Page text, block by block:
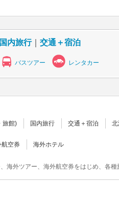
国内旅行｜ 交通＋宿泊
バスツアー レンタカー
旅館) 国内旅行 交通＋宿泊
航空券 海外ホテル
海外ツアー、海外航空券をはじめ、各